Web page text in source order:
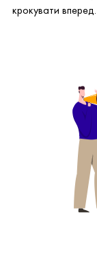
крокувати вперед.